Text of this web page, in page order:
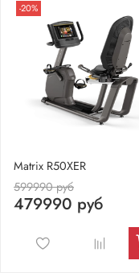
-20%
Matrix R50XER
599990 руб
479990 руб